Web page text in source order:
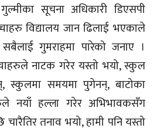
गुल्मीका सूचना अधिकारी डिएसपी
विद्यालय जान ढिलाई भएकाले
गुमराहमा पारेको जनाए ।
नाटक गरेर यस्तो भयो, स्कुल
स्कुलमा समयमा पुगेनन्, बाटोका
नयाँ हल्ला गरेर अभिभावकसँग
तनाव भयो, हामी पनि यस्तो